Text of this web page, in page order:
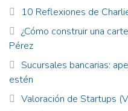
10 Reflexiones de
¿Cómo construir una
Pérez
Sucursales bancarias:
estén
Valoración de Startups